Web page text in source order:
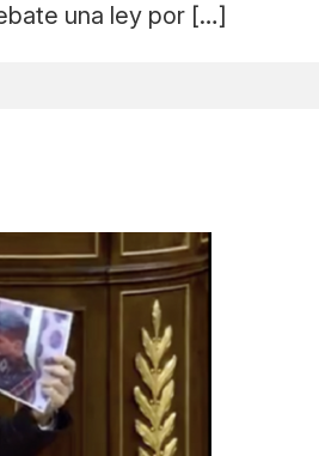
una ley por […]